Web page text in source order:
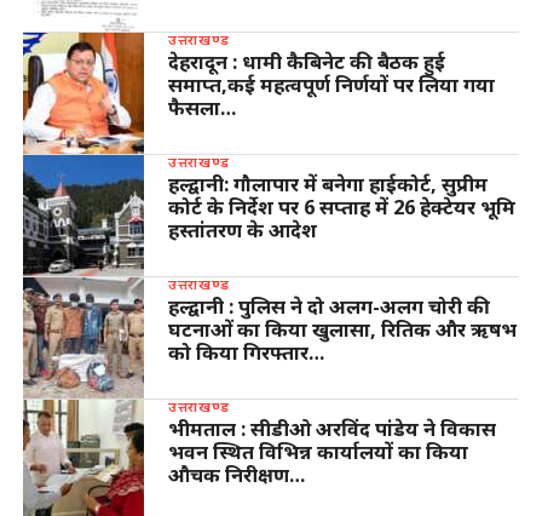
उत्तराखण्ड
देहरादून : धामी कैबिनेट की बैठक हुई
समाप्त,कई महत्वपूर्ण निर्णयों पर लिया गया
फैसला…
उत्तराखण्ड
हल्द्वानी: गौलापार में बनेगा हाईकोर्ट, सुप्रीम
कोर्ट के निर्देश पर 6 सप्ताह में 26 हेक्टेयर भूमि
हस्तांतरण के आदेश
उत्तराखण्ड
हल्द्वानी : पुलिस ने दो अलग-अलग चोरी की
घटनाओं का किया खुलासा, रितिक और ऋषभ
को किया गिरफ्तार…
उत्तराखण्ड
भीमताल : सीडीओ अरविंद पांडेय ने विकास
भवन स्थित विभिन्न कार्यालयों का किया
औचक निरीक्षण…